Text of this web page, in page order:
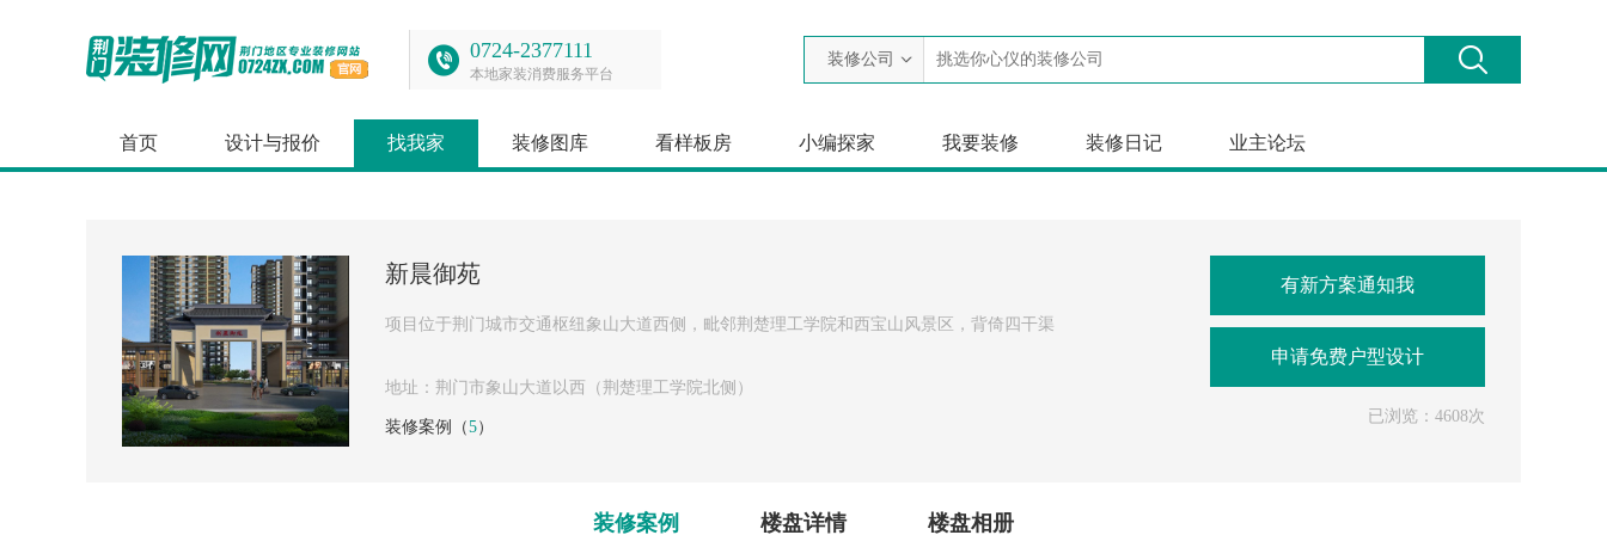
0724-2377111
本地家装消费服务平台
装修公司
首页 设计与报价 找我家 装修图库 看样板房 小编探家 我要装修 装修日记 业主论坛
新晨御苑
项目位于荆门城市交通枢纽象山大道西侧，毗邻荆楚理工学院和西宝山风景区，背倚四干渠
地址：荆门市象山大道以西（荆楚理工学院北侧）
装修案例（5）
有新方案通知我
申请免费户型设计
已浏览：4608次
装修案例 楼盘详情 楼盘相册